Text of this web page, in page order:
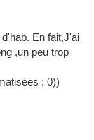
En fait,J'ai
,un peu trop
; 0))